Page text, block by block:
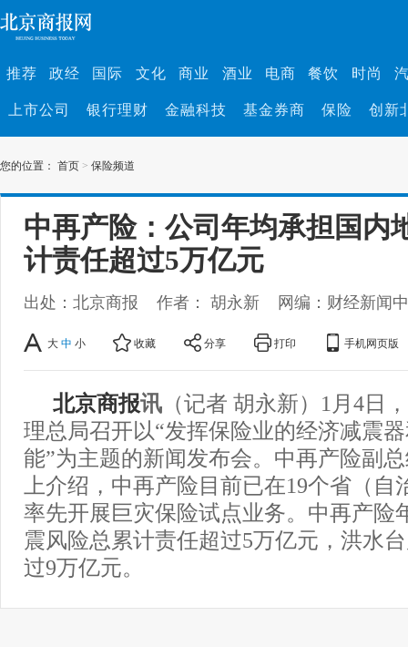
推荐 政经 国际 文化 商业 酒业 电商 餐饮 时尚
上市公司 银行理财 金融科技 基金券商 保险 创新
您的位置： 首页 > 保险频道
中再产险：公司年均承担国内
计责任超过5万亿元
出处：北京商报 作者： 胡永新 网编：财经新闻
大 中 小 收藏 分享 打印 手机网页版
北京商报讯 （记者 胡永新）1月4日
理总局召开以“发挥保险业的经济减震
能”为主题的新闻发布会。中再产险副
上介绍，中再产险目前已在19个省（自
率先开展巨灾保险试点业务。中再产险
震风险总累计责任超过5万亿元，洪水
过9万亿元。